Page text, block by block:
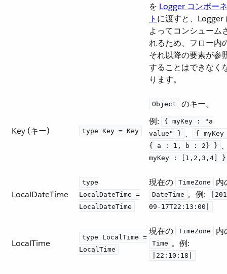
を Logger コンポー
ト に渡すと、Logger
よってコンシューム
れるため、フロー内
それ以降の要素が参
することはできなく
ります。
Key (キー) type Key = Key
Object
​ のキー。
例:
{ myKey : "a
value" } ​、​
{
{ a : 1, b : 2} }
myKey : [1,2,3,4] }
LocalDateTime
type
LocalDateTime =
LocalDateTime
現在の ​ TimeZone
DateTime ​。例:
09-17T22:13:00|
LocalTime
type LocalTime =
LocalTime
現在の ​ TimeZone
Time ​。例:
|22:10:18|